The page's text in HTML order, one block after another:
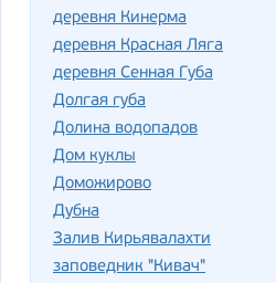
деревня Кинерма
деревня Красная Ляга
деревня Сенная Губа
Долгая губа
Долина водопадов
Дом куклы
Доможирово
Дубна
Залив Кирьявалахти
заповедник "Кивач"